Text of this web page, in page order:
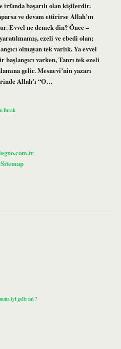
başarılı olan kişilerdir.
ve devam ettirirse Allah’ın
Evvel ne demek din? Önce –
ezeli ve ebedi olan;
olmayan tek varlık. Ya evvel
başlangıcı varken, Tanrı tek ezeli
gelir. Mesnevi’nin yazarı
Allah’ı “O…
Bırak
Sitemap
iyi gelir mi ?